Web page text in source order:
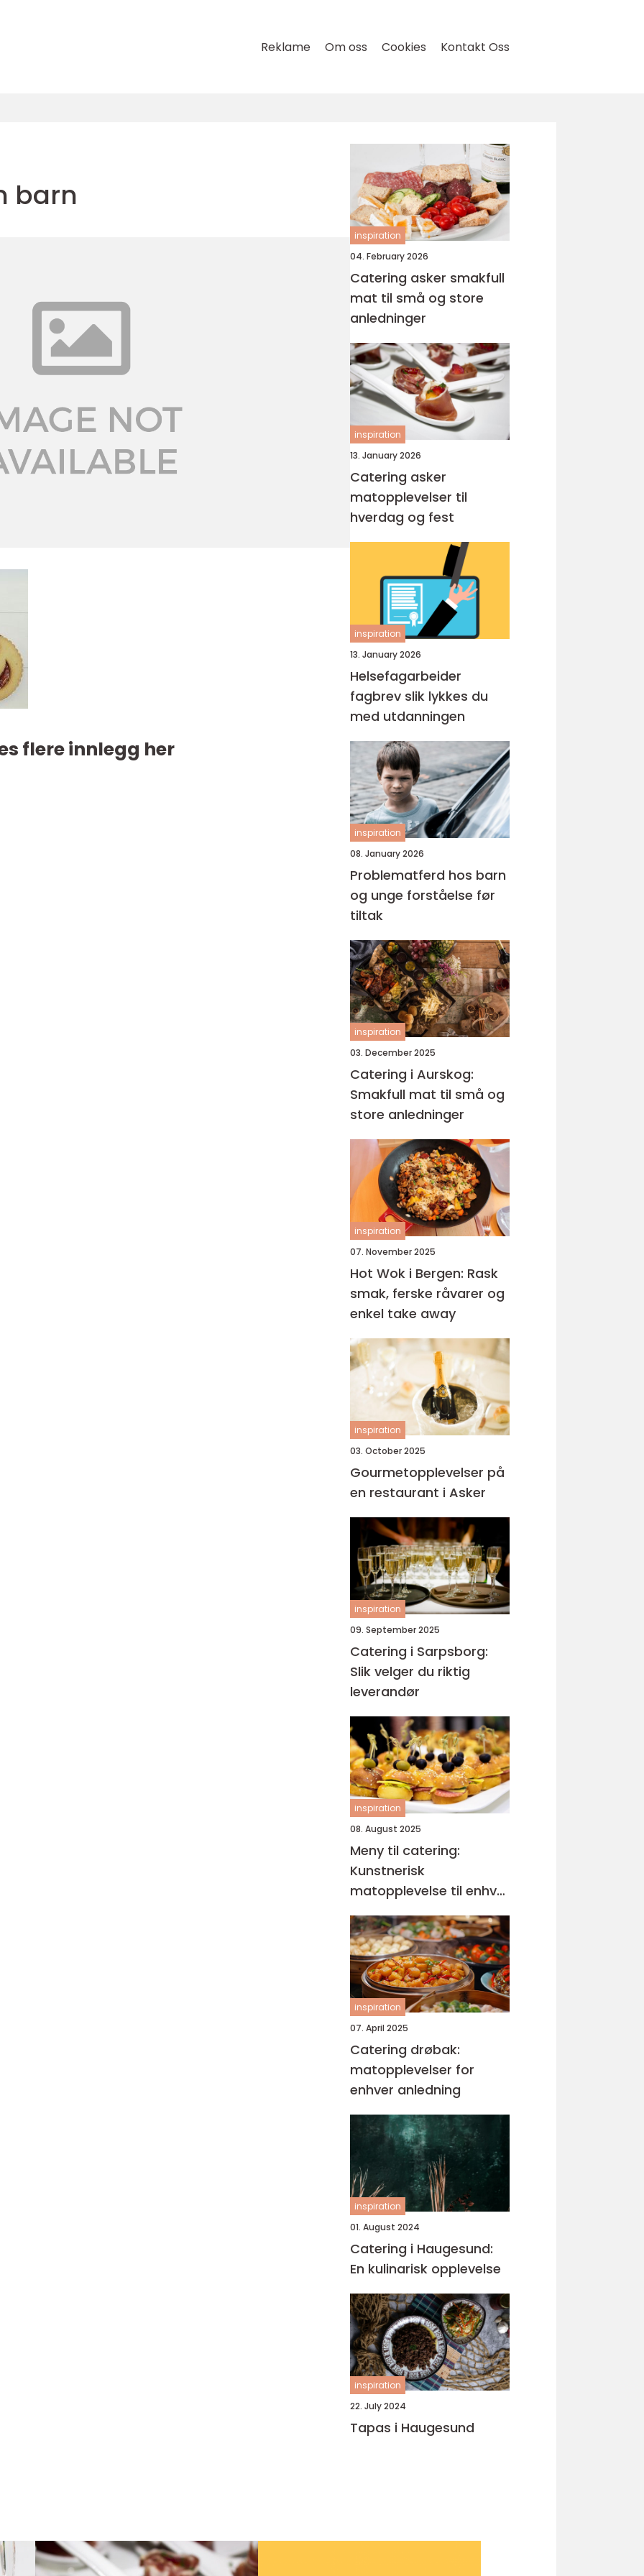
Reklame Om oss Cookies Kontakt Oss
barn
flere innlegg her
inspiration
04. February 2026
Catering asker smakfull
mat til små og store
anledninger
inspiration
13. January 2026
Catering asker
matopplevelser til
hverdag og fest
inspiration
13. January 2026
Helsefagarbeider
fagbrev slik lykkes du
med utdanningen
inspiration
08. January 2026
Problematferd hos barn
og unge forståelse før
tiltak
inspiration
03. December 2025
Catering i Aurskog:
Smakfull mat til små og
store anledninger
inspiration
07. November 2025
Hot Wok i Bergen: Rask
smak, ferske råvarer og
enkel take away
inspiration
03. October 2025
Gourmetopplevelser på
en restaurant i Asker
inspiration
09. September 2025
Catering i Sarpsborg:
Slik velger du riktig
leverandør
inspiration
08. August 2025
Meny til catering:
Kunstnerisk
matopplevelse til enhver
anledning
inspiration
07. April 2025
Catering drøbak:
matopplevelser for
enhver anledning
inspiration
01. August 2024
Catering i Haugesund:
En kulinarisk opplevelse
inspiration
22. July 2024
Tapas i Haugesund